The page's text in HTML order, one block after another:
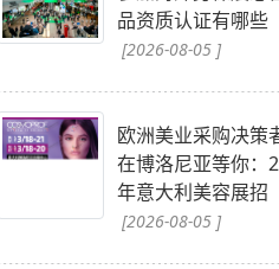
品资质认证有哪些
[2026-08-05 ]
欧洲美业采购决策
在博洛尼亚等你：
年意大利美容展招
[2026-08-05 ]